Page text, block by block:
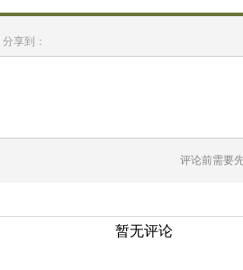
分享到：
评论前需要
暂无评论